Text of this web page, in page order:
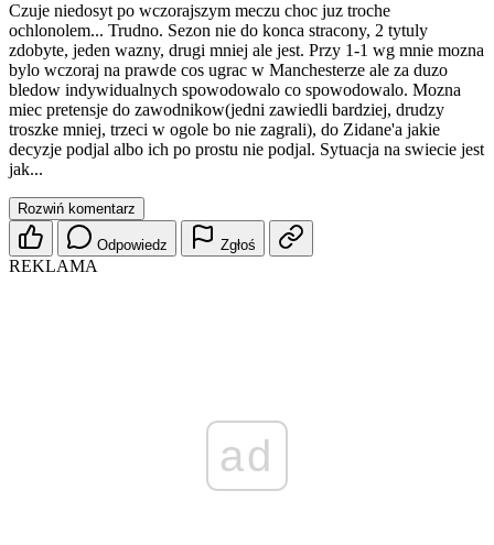
Czuje niedosyt po wczorajszym meczu choc juz troche
ochlonolem... Trudno. Sezon nie do konca stracony, 2 tytuly
zdobyte, jeden wazny, drugi mniej ale jest. Przy 1-1 wg mnie mozna
bylo wczoraj na prawde cos ugrac w Manchesterze ale za duzo
bledow indywidualnych spowodowalo co spowodowalo. Mozna
miec pretensje do zawodnikow(jedni zawiedli bardziej, drudzy
troszke mniej, trzeci w ogole bo nie zagrali), do Zidane'a jakie
decyzje podjal albo ich po prostu nie podjal. Sytuacja na swiecie jest
jak...
Rozwiń komentarz
Odpowiedz Zgłoś
REKLAMA
ad